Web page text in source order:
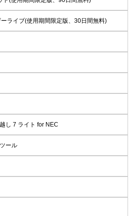
ライブ(使用期間限定版、30日間無料)
し 7 ライト for NEC
ール